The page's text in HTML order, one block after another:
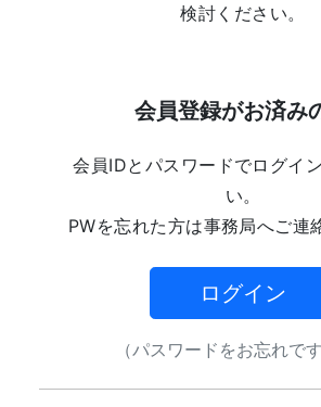
検討ください。
会員登録がお済み
会員IDとパスワードでログイ
い。
PWを忘れた方は事務局へご連
ログイン
（パスワードをお忘れです